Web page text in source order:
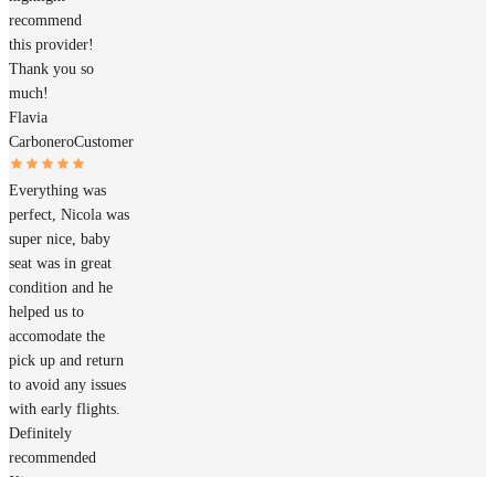
recommend
this provider!
Thank you so
much!
Flavia
CarboneroCustomer
Everything was
perfect, Nicola was
super nice, baby
seat was in great
condition and he
helped us to
accomodate the
pick up and return
to avoid any issues
with early flights.
Definitely
recommended